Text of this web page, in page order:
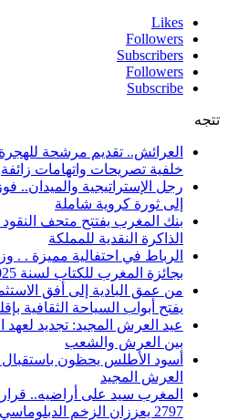
Likes
Followers
Subscribers
Followers
Subscribe
تتجه
العرائش.. تقديم مرشحة
خلفية تصريحات واتهامات زائفة
رجل الإستراتيجية والميدان..
إلى ثورة كروية شاملة
بنك المغرب يفتتح متحف
الذاكرة النقدية للمملكة
الرباط في احتفالية مميزة . .
بجائزة المغرب للكتاب لسنة 2025.
من عمق البادية إلى أفق
يفتح أبواب السياحة الثقافية
عيد العرش المجيد: تجديد لعهد
بين العرش والشعب
أسود الأطلس يحظون
العرش المجيد
المغرب سيد على أراضيه..
2797 يعززان الزخم الدبلوماسي